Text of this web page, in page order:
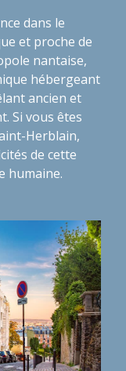
dans le
et proche de
nantaise,
hébergeant
ancien et
Si vous êtes
Herblain,
de cette
humaine.